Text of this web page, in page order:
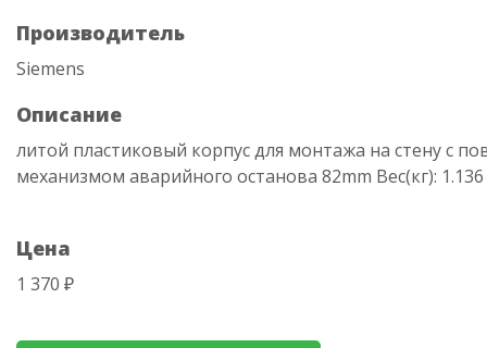
Производитель
Siemens
Описание
литой пластиковый корпус для монтажа на стену с
механизмом аварийного останова 82mm Вес(кг): 1.136
Цена
1 370 ₽